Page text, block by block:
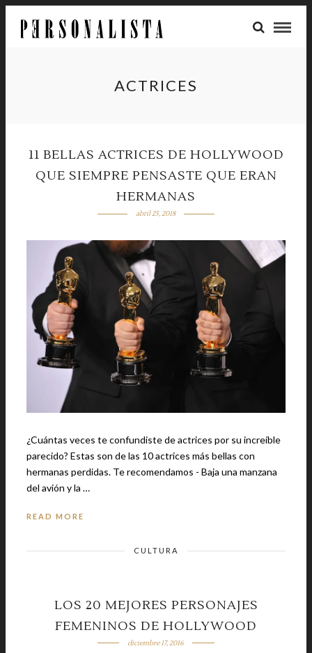
ACTRICES
11 BELLAS ACTRICES DE HOLLYWOOD
QUE SIEMPRE PENSASTE QUE ERAN
HERMANAS
abril 25, 2018
¿Cuántas veces te confundiste de actrices por su increíble
parecido? Estas son de las 10 actrices más bellas con
hermanas perdidas. Te recomendamos - Baja una manzana
del avión y la …
READ MORE
CULTURA
LOS 20 MEJORES PERSONAJES
FEMENINOS DE HOLLYWOOD
diciembre 17, 2016